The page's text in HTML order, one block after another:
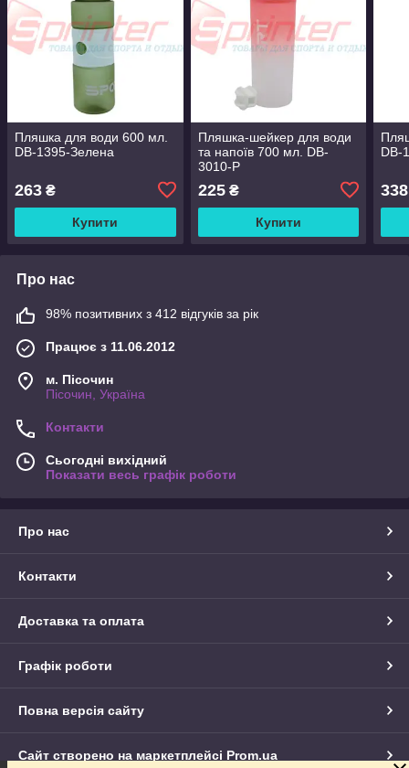
Пляшка для води 600 мл.
DB-1395-Зелена
263 ₴
Купити
Пляшка-шейкер для води
та напоїв 700 мл. DB-
3010-Р
225₴
Купити
DB-
338
Про нас
98% позитивних з 412 відгуків за рік
Працює з 11.06.2012
м. Пісочин
Пісочин, Україна
Контакти
Сьогодні вихідний
Показати весь графік роботи
Про нас
Контакти
Доставка та оплата
Графік роботи
Повна версія сайту
Сайт створено на маркетплейсі Prom.ua